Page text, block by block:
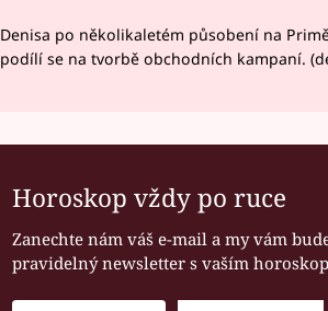
Denisa po několikaletém působení na
podílí se na tvorbě obchodních kampaní.
Horoskop vždy po ruce
Zanechte nám váš e-mail a my vám
pravidelný newsletter s vaším